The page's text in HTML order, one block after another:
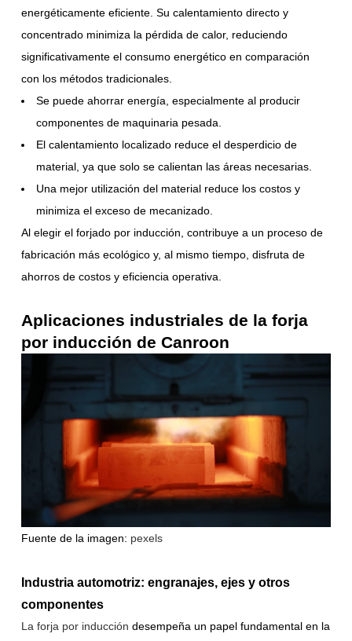
energéticamente eficiente. Su calentamiento directo y
concentrado minimiza la pérdida de calor, reduciendo
significativamente el consumo energético en comparación
con los métodos tradicionales.
Se puede ahorrar energía, especialmente al producir
componentes de maquinaria pesada.
El calentamiento localizado reduce el desperdicio de
material, ya que solo se calientan las áreas necesarias.
Una mejor utilización del material reduce los costos y
minimiza el exceso de mecanizado.
Al elegir el forjado por inducción, contribuye a un proceso de
fabricación más ecológico y, al mismo tiempo, disfruta de
ahorros de costos y eficiencia operativa.
Aplicaciones industriales de la forja
por inducción de Canroon
Fuente de la imagen: pexels
Industria automotriz: engranajes, ejes y otros
componentes
La forja por inducción desempeña un papel fundamental en la